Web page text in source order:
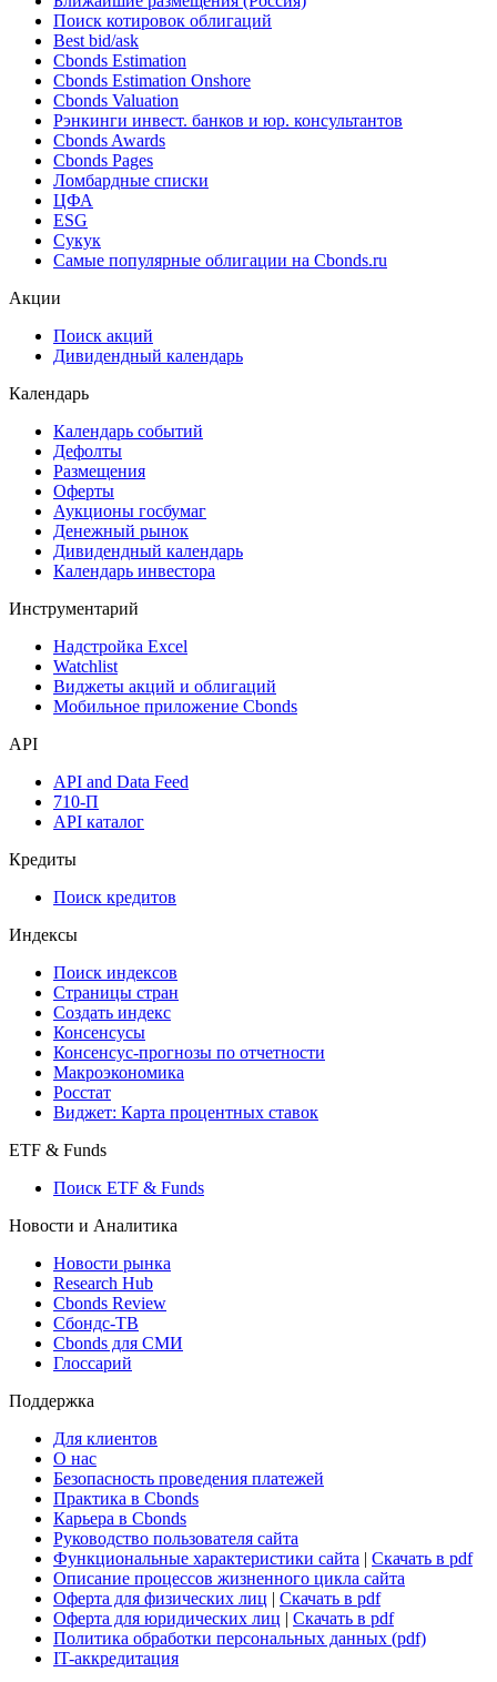
Поиск котировок облигаций
Best bid/ask
Cbonds Estimation
Cbonds Estimation Onshore
Cbonds Valuation
Рэнкинги инвест. банков и юр. консультантов
Cbonds Awards
Cbonds Pages
Ломбардные списки
ЦФА
ESG
Сукук
Самые популярные облигации на Cbonds.ru
Акции
Поиск акций
Дивидендный календарь
Календарь
Календарь событий
Дефолты
Размещения
Оферты
Аукционы госбумаг
Денежный рынок
Дивидендный календарь
Календарь инвестора
Инструментарий
Надстройка Excel
Watchlist
Виджеты акций и облигаций
Мобильное приложение Cbonds
API
API and Data Feed
710-П
API каталог
Кредиты
Поиск кредитов
Индексы
Поиск индексов
Страницы стран
Создать индекс
Консенсусы
Консенсус-прогнозы по отчетности
Макроэкономика
Росстат
Виджет: Карта процентных ставок
ETF & Funds
Поиск ETF & Funds
Новости и Аналитика
Новости рынка
Research Hub
Cbonds Review
Сбондс-ТВ
Cbonds для СМИ
Глоссарий
Поддержка
Для клиентов
О нас
Безопасность проведения платежей
Практика в Cbonds
Карьера в Cbonds
Руководство пользователя сайта
Функциональные характеристики сайта | Скачать в pdf
Описание процессов жизненного цикла сайта
Оферта для физических лиц | Скачать в pdf
Оферта для юридических лиц | Скачать в pdf
Политика обработки персональных данных (pdf)
IT-аккредитация